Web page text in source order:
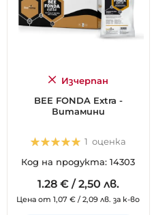
Изчерпан
BEE FONDA Extra -
Витамини
Оценка:
1 оценка
Код на продукта: 14303
1.28 €/ 2,50 лв.
Цена от 1,07€ /2,09 лв. за к-во